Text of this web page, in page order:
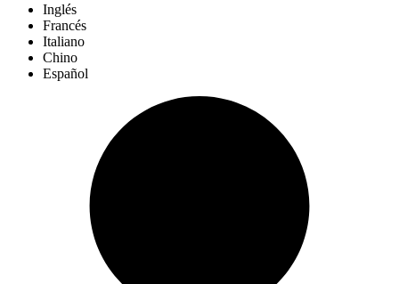
Inglés
Francés
Italiano
Chino
Español